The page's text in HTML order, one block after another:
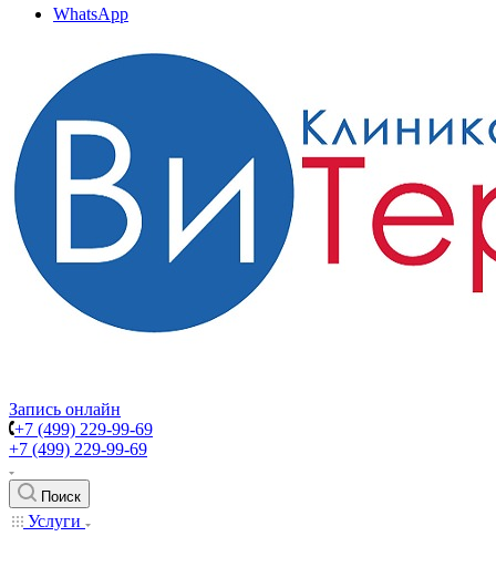
WhatsApp
Запись онлайн
+7 (499) 229-99-69
+7 (499) 229-99-69
Поиск
Услуги